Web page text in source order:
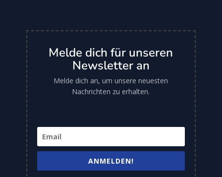
Melde dich für unseren
Newsletter an
Melde dich an, um unsere neuesten
Nachrichten zu erhalten.
ANMELDEN!